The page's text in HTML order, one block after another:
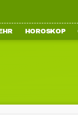
HOROSKOP